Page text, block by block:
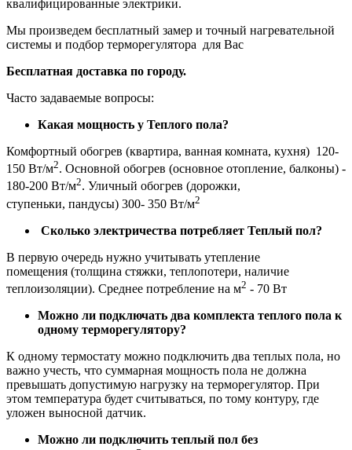
квалифицированные электрики.
Мы произведем бесплатный замер и точный нагревательной
системы и подбор терморегулятора для Вас
Бесплатная доставка по городу.
Часто задаваемые вопросы:
Какая мощность у Теплого пола?
Комфортный обогрев (квартира, ванная комната, кухня) 120-
150 Вт/м2. Основной обогрев (основное отопление, балконы) -
180-200 Вт/м2. Уличный обогрев (дорожки,
ступеньки, пандусы) 300- 350 Вт/м2
Сколько электричества потребляет Теплый пол?
В первую очередь нужно учитывать утепление
помещения (толщина стяжки, теплопотери, наличие
теплоизоляции). Среднее потребление на м2 - 70 Вт
Можно ли подключать два комплекта теплого пола к
одному терморегулятору?
К одному термостату можно подключить два теплых пола, но
важно учесть, что суммарная мощность пола не должна
превышать допустимую нагрузку на терморегулятор. При
этом температура будет считываться, по тому контуру, где
уложен выносной датчик.
Можно ли подключить теплый пол без